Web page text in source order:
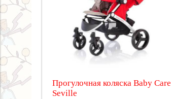
Прогулочная коляска Baby Care
Seville